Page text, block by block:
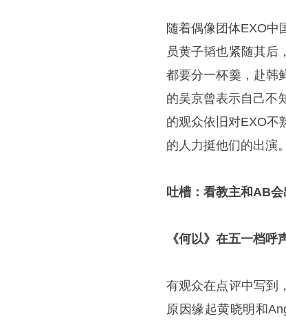
随着偶像团体EXO中
员黄子韬也紧随其后
都要分一杯羹，赴韩
的吴京曾表示自己不
的观众依旧对EXO不
的人力挺他们的出演。
吐槽：看教主和AB会
《何以》在五一档呼
有观众在点评中写到
原因缘起黄晓明和